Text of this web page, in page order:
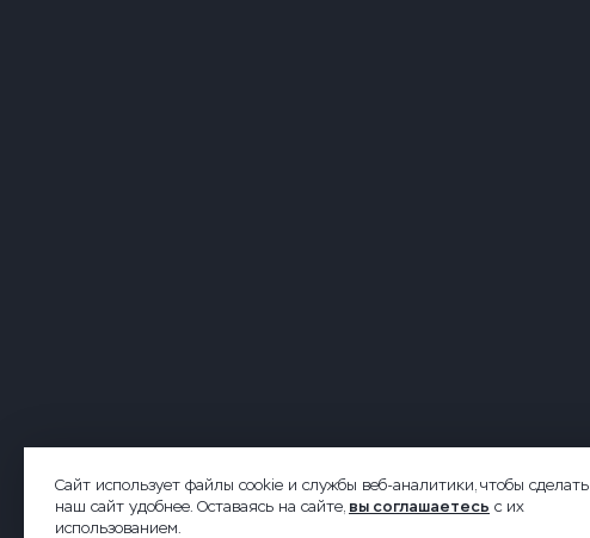
Сайт использует файлы cookie и службы веб-аналитики, чтобы сделать
наш сайт удобнее. Оставаясь на сайте, вы соглашаетесь с их
использованием.
2026 © Forsite. Все права защищены.